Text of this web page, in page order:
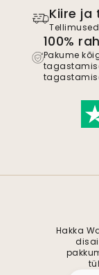
Kiire
100%
Pakume
Hakka